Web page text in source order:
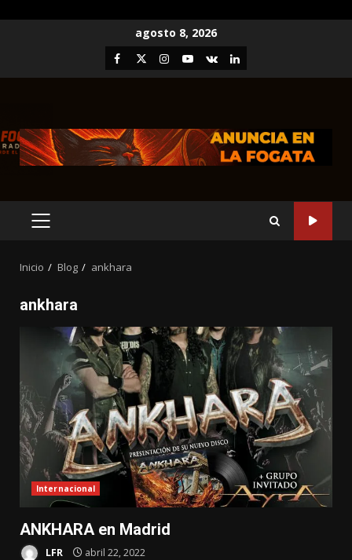
agosto 8, 2026
Facebook
TwitterInstagram
Youtube
VK LinkedIn
MENÚ
Inicio Blog ankhara
ankhara
Internacional
ANKHARA en Madrid
LFR abril 22, 2022